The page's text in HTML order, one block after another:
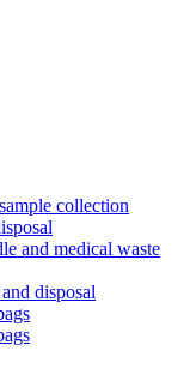
collection
and medical waste
disposal